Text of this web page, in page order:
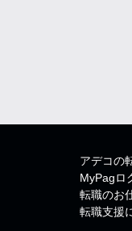
アデコの
MyPagロ
転職のお
転職支援